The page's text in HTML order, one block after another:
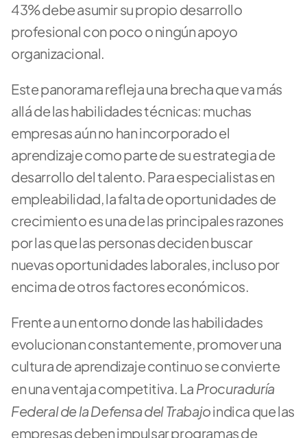
43% debe asumir su propio desarrollo
profesional con poco o ningún apoyo
organizacional.
Este panorama refleja una brecha que va más
allá de las habilidades técnicas: muchas
empresas aún no han incorporado el
aprendizaje como parte de su estrategia de
desarrollo del talento. Para especialistas en
empleabilidad, la falta de oportunidades de
crecimiento es una de las principales razones
por las que las personas deciden buscar
nuevas oportunidades laborales, incluso por
encima de otros factores económicos.
Frente a un entorno donde las habilidades
evolucionan constantemente, promover una
cultura de aprendizaje continuo se convierte
en una ventaja competitiva. La Procuraduría
Federal de la Defensa del Trabajo indica que las
empresas deben impulsar programas de